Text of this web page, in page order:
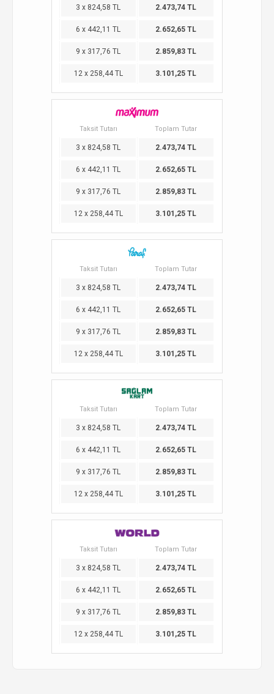
3 x 824,58 TL 2.473,74 TL
6 x 442,11 TL 2.652,65 TL
9 x 317,76 TL 2.859,83 TL
12 x 258,44 TL 3.101,25 TL
Taksit Tutarı Toplam Tutar
3 x 824,58 TL 2.473,74 TL
6 x 442,11 TL 2.652,65 TL
9 x 317,76 TL 2.859,83 TL
12 x 258,44 TL 3.101,25 TL
Taksit Tutarı Toplam Tutar
3 x 824,58 TL 2.473,74 TL
6 x 442,11 TL 2.652,65 TL
9 x 317,76 TL 2.859,83 TL
12 x 258,44 TL 3.101,25 TL
Taksit Tutarı Toplam Tutar
3 x 824,58 TL 2.473,74 TL
6 x 442,11 TL 2.652,65 TL
9 x 317,76 TL 2.859,83 TL
12 x 258,44 TL 3.101,25 TL
Taksit Tutarı Toplam Tutar
3 x 824,58 TL 2.473,74 TL
6 x 442,11 TL 2.652,65 TL
9 x 317,76 TL 2.859,83 TL
12 x 258,44 TL 3.101,25 TL